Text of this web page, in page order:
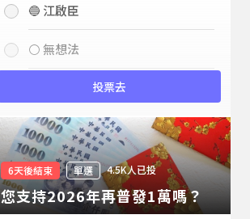
🔵 江啟臣
⚪ 無想法
投票去
6天後結束 單選 4.5K人已投
您支持2026年再普發1萬嗎？